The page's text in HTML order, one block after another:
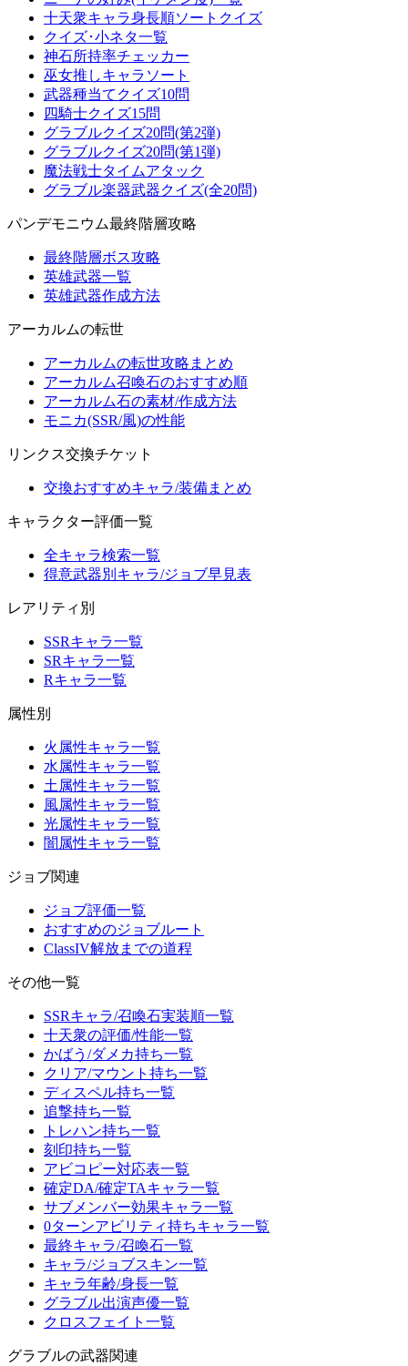
十天衆キャラ身長順ソートクイズ
クイズ･小ネタ一覧
神石所持率チェッカー
巫女推しキャラソート
武器種当てクイズ10問
四騎士クイズ15問
グラブルクイズ20問(第2弾)
グラブルクイズ20問(第1弾)
魔法戦士タイムアタック
グラブル楽器武器クイズ(全20問)
パンデモニウム最終階層攻略
最終階層ボス攻略
英雄武器一覧
英雄武器作成方法
アーカルムの転世
アーカルムの転世攻略まとめ
アーカルム召喚石のおすすめ順
アーカルム石の素材/作成方法
モニカ(SSR/風)の性能
リンクス交換チケット
交換おすすめキャラ/装備まとめ
キャラクター評価一覧
全キャラ検索一覧
得意武器別キャラ/ジョブ早見表
レアリティ別
SSRキャラ一覧
SRキャラ一覧
Rキャラ一覧
属性別
火属性キャラ一覧
水属性キャラ一覧
土属性キャラ一覧
風属性キャラ一覧
光属性キャラ一覧
闇属性キャラ一覧
ジョブ関連
ジョブ評価一覧
おすすめのジョブルート
ClassIV解放までの道程
その他一覧
SSRキャラ/召喚石実装順一覧
十天衆の評価/性能一覧
かばう/ダメカ持ち一覧
クリア/マウント持ち一覧
ディスペル持ち一覧
追撃持ち一覧
トレハン持ち一覧
刻印持ち一覧
アビコピー対応表一覧
確定DA/確定TAキャラ一覧
サブメンバー効果キャラ一覧
0ターンアビリティ持ちキャラ一覧
最終キャラ/召喚石一覧
キャラ/ジョブスキン一覧
キャラ年齢/身長一覧
グラブル出演声優一覧
クロスフェイト一覧
グラブルの武器関連